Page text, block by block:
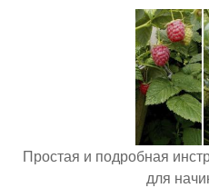
Простая и подробная
для